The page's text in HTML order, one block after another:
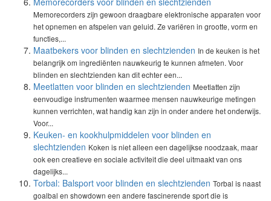
Memorecorders zijn gewoon draagbare elektronische apparaten voor
het opnemen en afspelen van geluid. Ze variëren in grootte, vorm en
functies,...
Maatbekers voor blinden en slechtzienden In de keuken is het
belangrijk om ingrediënten nauwkeurig te kunnen afmeten. Voor
blinden en slechtzienden kan dit echter een...
Meetlatten voor blinden en slechtzienden Meetlatten zijn
eenvoudige instrumenten waarmee mensen nauwkeurige metingen
kunnen verrichten, wat handig kan zijn in onder andere het onderwijs.
Voor...
Keuken- en kookhulpmiddelen voor blinden en
slechtzienden Koken is niet alleen een dagelijkse noodzaak, maar
ook een creatieve en sociale activiteit die deel uitmaakt van ons
dagelijks...
Torbal: Balsport voor blinden en slechtzienden Torbal is naast
goalbal en showdown een andere fascinerende sport die is